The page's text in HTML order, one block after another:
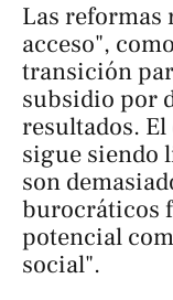
Las
acceso",
transición
subsidio por
resultados.
sigue siendo
son
burocráticos
potencial
social".